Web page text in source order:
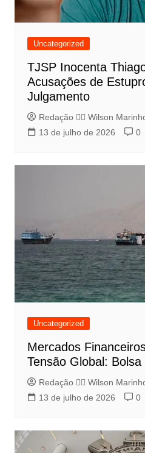
Uncategorized
TJSP Inocenta
Acusações de
Julgamento
Redação 👨‍⚖️​ Wilson
13 de julho de 2026
0
Uncategorized
Mercados
Tensão Global:
Redação 👨‍⚖️​ Wilson
13 de julho de 2026
0